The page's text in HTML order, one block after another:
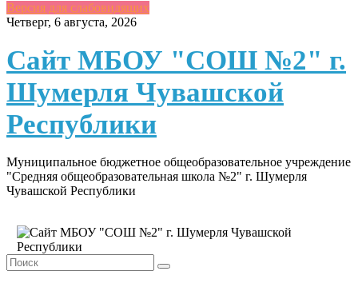
Версия для слабовидящих
Skip
content
Четверг, 6 августа, 2026
Сайт МБОУ "СОШ №2" г.
Шумерля Чувашской
Республики
Муниципальное бюджетное общеобразовательное учреждение
"Средняя общеобразовательная школа №2" г. Шумерля
Чувашской Республики